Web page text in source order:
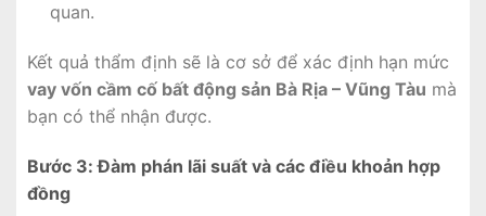
quan.
Kết quả thẩm định sẽ là cơ sở để xác định hạn mức
vay vốn cầm cố bất động sản Bà Rịa – Vũng Tàu mà
bạn có thể nhận được.
Bước 3: Đàm phán lãi suất và các điều khoản hợp
đồng